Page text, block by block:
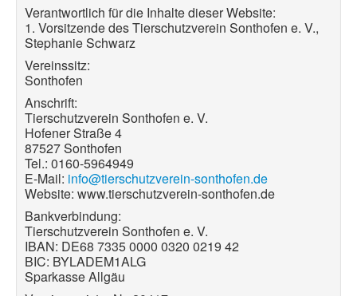
Verantwortlich für die Inhalte dieser Website:
1. Vorsitzende des Tierschutzverein Sonthofen e. V.,
Stephanie Schwarz
Vereinssitz:
Sonthofen
Anschrift:
Tierschutzverein Sonthofen e. V.
Hofener Straße 4
87527 Sonthofen
Tel.: 0160-5964949
E-Mail: info@tierschutzverein-sonthofen.de
Website: www.tierschutzverein-sonthofen.de
Bankverbindung:
Tierschutzverein Sonthofen e. V.
IBAN: DE68 7335 0000 0320 0219 42
BIC: BYLADEM1ALG
Sparkasse Allgäu